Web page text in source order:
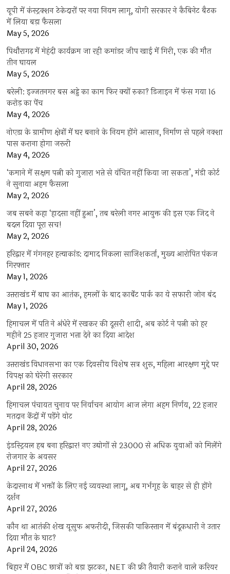
यूपी में कंस्ट्रक्शन ठेकेदारों पर नया नियम लागू, योगी सरकार ने कैबिनेट बैठक
में लिया बड़ा फैसला
May 5, 2026
पिथौरागढ़ में मेहंदी कार्यक्रम जा रही कमांडर जीप खाई में गिरी, एक की मौत
तीन घायल
May 5, 2026
बरेली: इज्जतनगर बस अड्डे का काम फिर क्यों रुका? डिजाइन में फंस गया 16
करोड़ का पेंच
May 4, 2026
नोएडा के ग्रामीण क्षेत्रों में घर बनाने के नियम होंगे आसान, निर्माण से पहले नक्शा
पास कराना होगा जरूरी
May 4, 2026
‘कमाने में सक्षम पत्नी को गुजारा भत्ते से वंचित नहीं किया जा सकता’, मंडी कोर्ट
ने सुनाया अहम फैसला
May 2, 2026
जब सबने कहा ‘हादसा नहीं हुआ’, तब बरेली नगर आयुक्त की इस एक जिद ने
बदल दिया पूरा सच!
May 2, 2026
हरिद्वार में गंगनहर हत्याकांड: दामाद निकला साजिशकर्ता, मुख्य आरोपित पंकज
गिरफ्तार
May 1, 2026
उत्तराखंड में बाघ का आतंक, हमलों के बाद कार्बेट पार्क का ये सफारी जोन बंद
May 1, 2026
हिमाचल में पति ने अंधेरे में रखकर की दूसरी शादी, अब कोर्ट ने पत्नी को हर
महीने 25 हजार गुजारा भत्ता देने का दिया आदेश
April 30, 2026
उत्तराखंड विधानसभा का एक दिवसीय विशेष सत्र शुरू, महिला आरक्षण मुद्दे पर
विपक्ष को घेरेगी सरकार
April 28, 2026
हिमाचल पंचायत चुनाव पर निर्वाचन आयोग आज लेगा अहम निर्णय, 22 हजार
मतदान केंद्रों में पड़ेंगे वोट
April 28, 2026
इंडस्ट्रियल हब बना हरिद्वार! नए उद्योगों से 23000 से अधिक युवाओं को मिलेंगे
रोजगार के अवसर
April 27, 2026
केदारनाथ में भक्तों के लिए नई व्यवस्था लागू, अब गर्भगृह के बाहर से ही होंगे
दर्शन
April 27, 2026
कौन था आतंकी शेख यूसुफ अफरीदी, जिसकी पाकिस्तान में बंदूकधारी ने उतार
दिया मौत के घाट?
April 24, 2026
बिहार में OBC छात्रों को बड़ा झटका, NET की फ्री तैयारी कराने वाले करियर